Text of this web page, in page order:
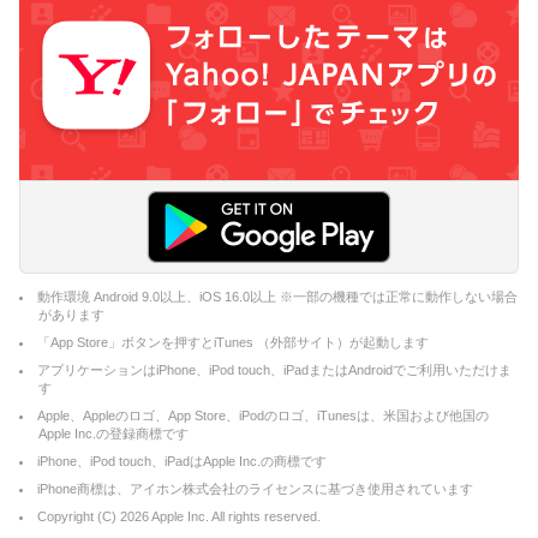
動作環境 Android 9.0以上、iOS 16.0以上 ※一部の機種では正常に動作しない場合
があります
「App Store」ボタンを押すとiTunes （外部サイト）が起動します
アプリケーションはiPhone、iPod touch、iPadまたはAndroidでご利用いただけま
す
Apple、Appleのロゴ、App Store、iPodのロゴ、iTunesは、米国および他国の
Apple Inc.の登録商標です
iPhone、iPod touch、iPadはApple Inc.の商標です
iPhone商標は、アイホン株式会社のライセンスに基づき使用されています
Copyright (C) 2026Apple Inc. All rights reserved.